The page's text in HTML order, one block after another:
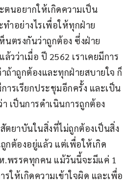
ตนอยากให้เกิดความเป็น
ำอย่างไรเพื่อให้ทุกฝ่าย
ตรงกันว่าถูกต้อง ซึ่งฝ่าย
วว่าเมื่อ ปี 2562 เราเคยมีการ
ถ้าถูกต้องและทุกฝ่ายสบายใจ ก็
ารเรียกประชุมอีกครั้ง และเป็น
เป็นการดำเนินการถูกต้อง
ตยาบันในสิ่งที่ไม่ถูกต้องเป็นสิ่ง
กต้องอยู่แล้ว แต่เพื่อให้เกิด
.พรรคทุกคน แม้วันนี้จะมีแค่ 1
ให้เกิดความเข้าใจผิด และเพื่อ